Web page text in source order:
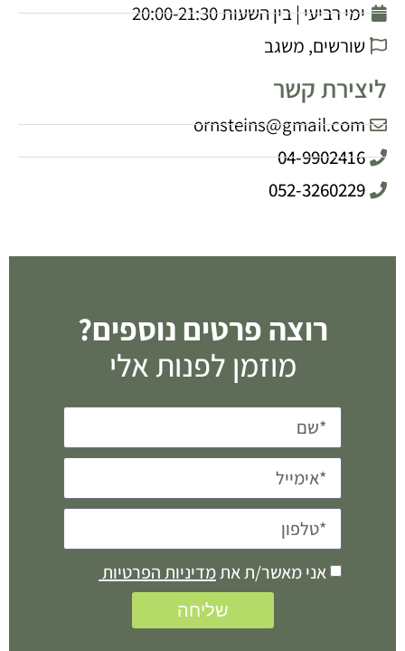
ימי רביעי | בין השעות 20:00-21:30
שורשים, משגב
ליצירת קשר
ornsteins@gmail.com
04-9902416
052-3260229
רוצה פרטים נוספים?
מוזמן לפנות אלי
אני מאשר/ת אתמדיניות הפרטיות
שליחה